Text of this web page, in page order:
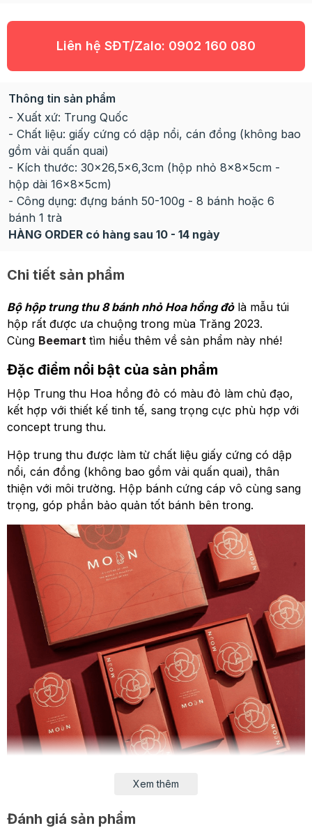
Liên hệ SĐT/Zalo: 0902 160 080
Thông tin sản phẩm
- Xuất xứ: Trung Quốc
- Chất liệu: giấy cứng có dập nổi, cán đồng (không bao
gồm vải quấn quai)
- Kích thước: 30x26,5x6,3cm (hộp nhỏ 8x8x5cm -
hộp dài 16x8x5cm)
- Công dụng: đựng bánh 50-100g - 8 bánh hoặc 6
bánh 1 trà
HÀNG ORDER có hàng sau 10 - 14 ngày
Chi tiết sản phẩm
Bộ hộp trung thu 8 bánh nhỏ Hoa hồng đỏlà mẫu túi
hộp rất được ưa chuộng trong mùa Trăng 2023.
Cùng Beemart tìm hiểu thêm về sản phẩm này nhé!
Đặc điểm nổi bật của sản phẩm
Hộp Trung thu Hoa hồng đỏ có màu đỏ làm chủ đạo,
kết hợp với thiết kế tinh tế, sang trọng cực phù hợp với
concept trung thu.
Hộp trung thu được làm từ chất liệu giấy cứng có dập
nổi, cán đồng (không bao gồm vải quấn quai), thân
thiện với môi trường. Hộp bánh cứng cáp vô cùng sang
trọng, góp phần bảo quản tốt bánh bên trong.
Xem thêm
Đánh giá sản phẩm